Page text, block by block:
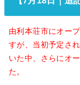
由利本荘市にオー
すが、当初予定さ
いた中、さらにオ
た。